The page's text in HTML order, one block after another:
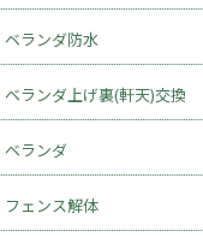
ベランダ防水
ベランダ上げ裏(軒天)交換
ベランダ
フェンス解体